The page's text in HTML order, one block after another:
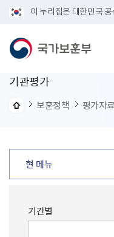
이 누리집은 대한민국
기관평가
보훈정책 평가자료
현 메뉴
기간별